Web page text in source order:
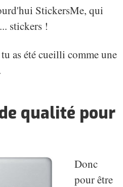
StickersMe, qui
stickers !
as été cueilli comme une
qualité pour
Donc
pour être